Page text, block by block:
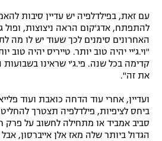
עם זאת, בפילדלפיה יש עדיין סיבות
להתפתח, אדג'קום הראה ניצוצות, ופול
האחרונים סימנים לכך שעוד יש לו מה
"וי.ג'יי יהיה טוב יותר. טייריס יהיה טוב
קדימה בכל שנה. פי.ג'י שראינו בשבועות
את זה".
ועדיין, אחרי עוד הדחה כואבת ועוד
ביחס לציפיות, פילדלפיה תצטרך
סביב אמביד או מתחילה לחשוב על פרק
הגדול ביותר שלה מאז אלן אייברסון,